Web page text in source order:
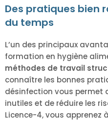
Des pratiques bien
du temps
L’un des principaux
formation en hygiène
méthodes de travail
connaître les bonnes
désinfection vous permet
inutiles et de réduire les
Licence-4, vous apprenez